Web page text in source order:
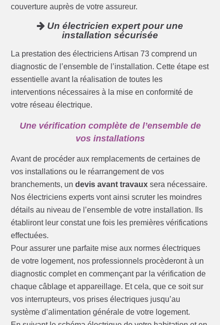
couverture auprès de votre assureur.
Un électricien expert pour une
installation sécurisée
La prestation des électriciens Artisan 73 comprend un
diagnostic de l’ensemble de l’installation. Cette étape est
essentielle avant la réalisation de toutes les
interventions nécessaires à la mise en conformité de
votre réseau électrique.
Une vérification complète de l’ensemble de
vos installations
Avant de procéder aux remplacements de certaines de
vos installations ou le réarrangement de vos
branchements, undevis avant travaux sera nécessaire.
Nos électriciens experts vont ainsi scruter les moindres
détails au niveau de l’ensemble de votre installation. Ils
établiront leur constat une fois les premières vérifications
effectuées.
Pour assurer une parfaite mise aux normes électriques
de votre logement, nos professionnels procèderont à un
diagnostic complet en commençant par la vérification de
chaque câblage et appareillage. Et cela, que ce soit sur
vos interrupteurs, vos prises électriques jusqu’au
système d’alimentation générale de votre logement.